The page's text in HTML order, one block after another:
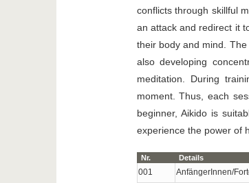
conflicts through skillful
an attack and redirect it
their body and mind.
also developing
meditation. During
moment. Thus, each
beginner, Aikido is
experience the power of
Nr. Details
001 AnfängerInnen/